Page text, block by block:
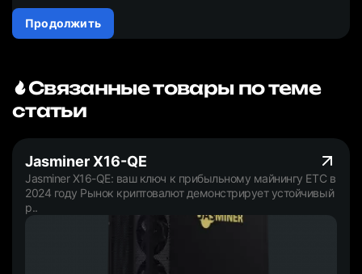
Продолжить
Связанные товары по теме
статьи
Jasminer X16-QE
Jasminer X16-QE: ваш ключ к прибыльному майнингу ETC в
2024 году Рынок криптовалют демонстрирует устойчивый
р..